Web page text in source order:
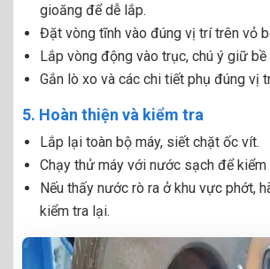
gioăng để dễ lắp.
Đặt vòng tĩnh vào đúng vị trí trên vỏ
Lắp vòng động vào trục, chú ý giữ
Gắn lò xo và các chi tiết phụ đúng vị
5. Hoàn thiện và kiểm tra
Lắp lại toàn bộ máy, siết chặt ốc vít.
Chạy thử máy với nước sạch để kiểm
Nếu thấy nước rò ra ở khu vực phớt,
kiểm tra lại.